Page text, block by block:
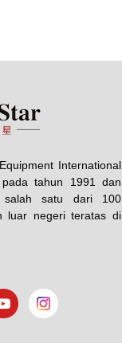
International
tahun 1991 dan
salah satu dari 100
luar negeri teratas di